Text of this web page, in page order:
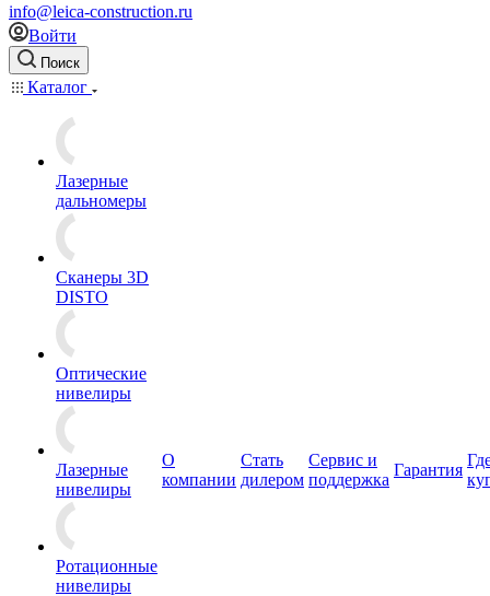
info@leica-construction.ru
Войти
Поиск
Каталог
Лазерные
дальномеры
Сканеры 3D
DISTO
Оптические
нивелиры
Лазерные
нивелиры
Ротационные
нивелиры
О
компании
Стать
дилером
Сервис и
поддержка
Гарантия